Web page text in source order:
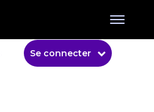
Se connecter